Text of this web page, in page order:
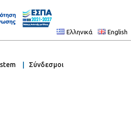
Ελληνικά English
Σύνδεσμοι